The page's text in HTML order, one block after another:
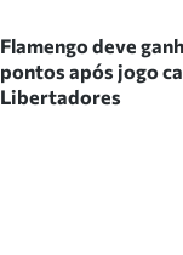
Flamengo deve
pontos após jogo
Libertadores